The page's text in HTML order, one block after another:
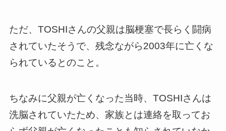
ただ、TOSHIさんの父親は脳梗塞で長らく闘病
されていたそうで、残念ながら2003年に亡くな
られているとのこと。
ちなみに父親が亡くなった当時、TOSHIさんは
洗脳されていたため、家族とは連絡を取ってお